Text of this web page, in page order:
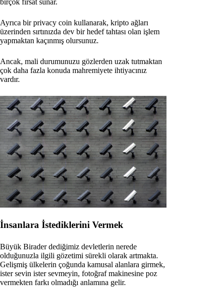
birçok fırsat sunar.
Ayrıca bir privacy coin kullanarak, kripto ağları
üzerinden sırtınızda dev bir hedef tahtası olan işlem
yapmaktan kaçınmış olursunuz.
Ancak, mali durumunuzu gözlerden uzak tutmaktan
çok daha fazla konuda mahremiyete ihtiyacınız
vardır.
İnsanlara İstediklerini Vermek
Büyük Birader dediğimiz devletlerin nerede
olduğunuzla ilgili gözetimi sürekli olarak artmakta.
Gelişmiş ülkelerin çoğunda kamusal alanlara girmek,
ister sevin ister sevmeyin, fotoğraf makinesine poz
vermekten farkı olmadığı anlamına gelir.